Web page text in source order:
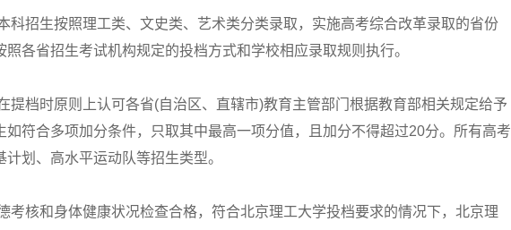
招生按照理工类、文史类、艺术类分类录取，实施高考综合改革录取的省份
各省招生考试机构规定的投档方式和学校相应录取规则执行。
档时原则上认可各省(自治区、直辖市)教育主管部门根据教育部相关规定给予
如符合多项加分条件，只取其中最高一项分值，且加分不得超过20分。所有高考
划、高水平运动队等招生类型。
核和身体健康状况检查合格，符合北京理工大学投档要求的情况下，北京理